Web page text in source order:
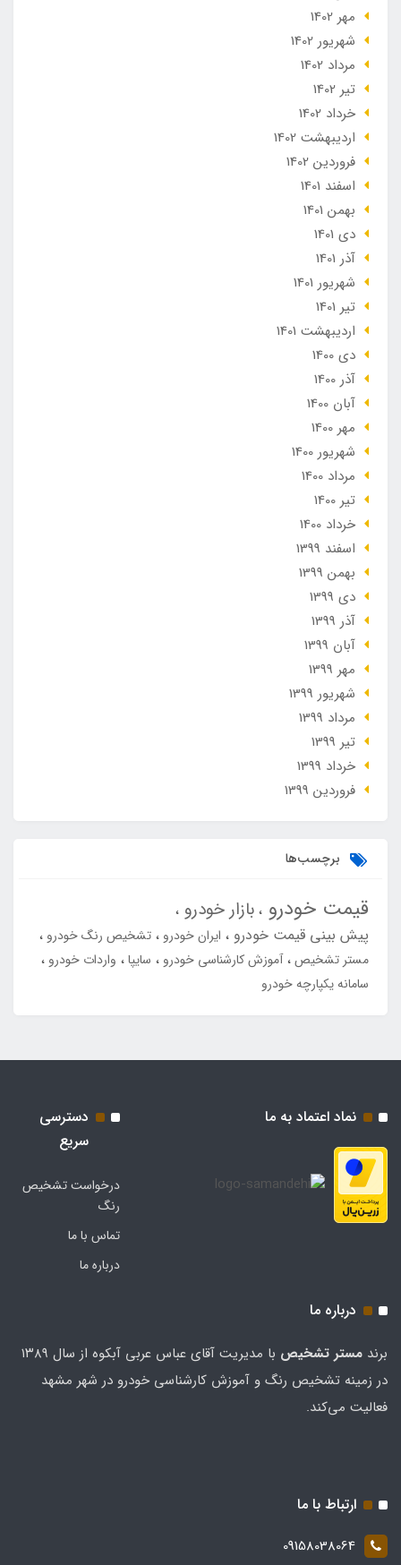
مهر 1402
شهریور 1402
مرداد 1402
تير 1402
خرداد 1402
ارديبهشت 1402
فروردین 1402
اسفند 1401
بهمن 1401
دی 1401
آذر 1401
شهریور 1401
تير 1401
ارديبهشت 1401
دی 1400
آذر 1400
آبان 1400
مهر 1400
شهریور 1400
مرداد 1400
تير 1400
خرداد 1400
اسفند 1399
بهمن 1399
دی 1399
آذر 1399
آبان 1399
مهر 1399
شهریور 1399
مرداد 1399
تير 1399
خرداد 1399
فروردین 1399
برچسب‌ها
قیمت خودرو بازار خودرو
پیش بینی قیمت خودرو ایران خودرو
تشخیص رنگ خودرو
مستر تشخیص آموزش کارشناسی خودرو سایپا
واردات خودرو
سامانه یکپارچه خودرو
نماد اعتماد به ما
دسترسی
سریع
درخواست تشخیص
رنگ
تماس با ما
درباره ما
درباره ما
برند مستر تشخيص
با مدیریت آقای عباس عربی آبکوه از سال ۱۳۸۹
در زمینه تشخیص رنگ و آموزش کارشناسی خودرو در شهر مشهد
فعالیت می‌کند.
ارتباط با ما
09158038064